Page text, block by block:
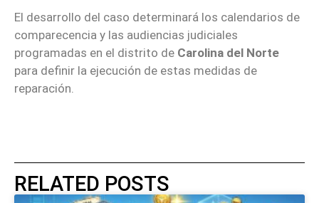
El desarrollo del caso determinará los calendarios de
comparecencia y las audiencias judiciales
programadas en el distrito de Carolina del Norte
para definir la ejecución de estas medidas de
reparación.
RELATED POSTS